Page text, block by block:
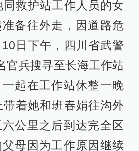
同救护站工作人员的女
准备往外走，因道路危
日下午，四川省武警
官兵搜寻至长海工作站
起在工作站休整一晚
带着她和班春娟往沟外
公里之后到达完全区
母因为工作原因继续